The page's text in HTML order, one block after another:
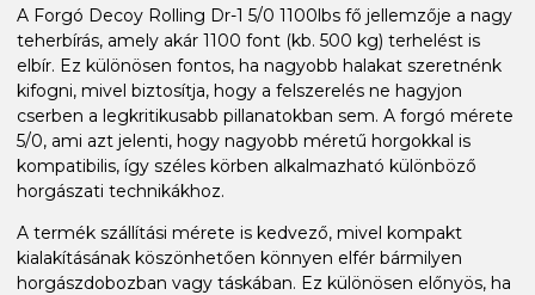
A Forgó Decoy Rolling Dr-1 5/0 1100lbs fő jellemzője a nagy
teherbírás, amely akár 1100 font (kb. 500 kg) terhelést is
elbír. Ez különösen fontos, ha nagyobb halakat szeretnénk
kifogni, mivel biztosítja, hogy a felszerelés ne hagyjon
cserben a legkritikusabb pillanatokban sem. A forgó mérete
5/0, ami azt jelenti, hogy nagyobb méretű horgokkal is
kompatibilis, így széles körben alkalmazható különböző
horgászati technikákhoz.
A termék szállítási mérete is kedvező, mivel kompakt
kialakításának köszönhetően könnyen elfér bármilyen
horgászdobozban vagy táskában. Ez különösen előnyös, ha